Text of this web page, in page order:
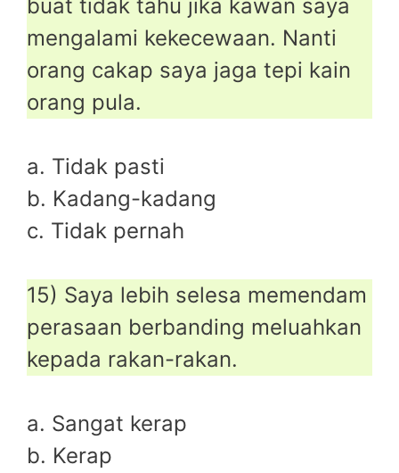
buat tidak tahu jika kawan saya
mengalami kekecewaan. Nanti
orang cakap saya jaga tepi kain
orang pula.
a. Tidak pasti
b. Kadang-kadang
c. Tidak pernah
15) Saya lebih selesa memendam
perasaan berbanding meluahkan
kepada rakan-rakan.
a. Sangat kerap
b. Kerap